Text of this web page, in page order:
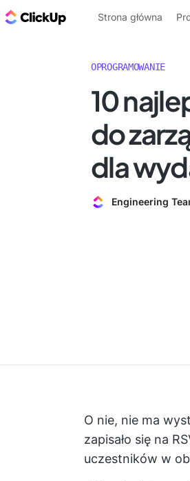
ClickUp Blog
Strona główna
OPROGRAMOWANIE
10
do
dla
Engineering
O nie, nie ma
zapisało się na
uczestników w